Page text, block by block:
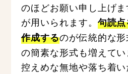
のほどお願い申し上げ
が用いられます。 句読
作成するのが伝統的な
の簡素な形式も増えて
控えめな無地や落ち着